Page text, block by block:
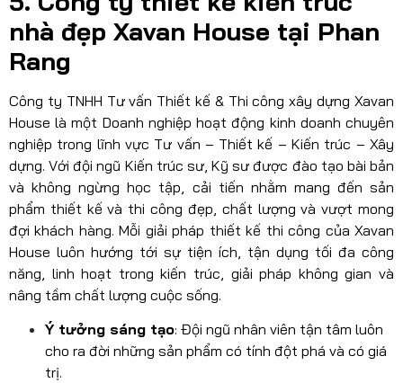
nhà đẹp Xavan House tại Phan
Rang
Công ty TNHH Tư vấn Thiết kế & Thi công xây dựng Xavan
House là một Doanh nghiệp hoạt động kinh doanh chuyên
nghiệp trong lĩnh vực Tư vấn – Thiết kế – Kiến trúc – Xây
dựng. Với đội ngũ Kiến trúc sư, Kỹ sư được đào tạo bài bản
và không ngừng học tập, cải tiến nhằm mang đến sản
phẩm thiết kế và thi công đẹp, chất lượng và vượt mong
đợi khách hàng. Mỗi giải pháp thiết kế thi công của Xavan
House luôn hướng tới sự tiện ích, tận dụng tối đa công
năng, linh hoạt trong kiến trúc, giải pháp không gian và
nâng tầm chất lượng cuộc sống.
Ý tưởng sáng tạo: Đội ngũ nhân viên tận tâm luôn
cho ra đời những sản phẩm có tính đột phá và có giá
trị.